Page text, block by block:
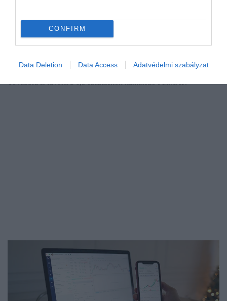
CONFIRM
Data Deletion Data Access Adatvédelmi szabályzat
Kezdünk kiszeretni az állampapírból: itt vannak a
friss számok
múlt héten. Ez a második legalacsonyabb érték ebben az évben.